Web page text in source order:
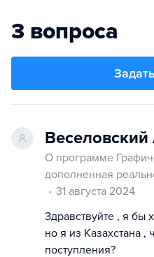
3 вопроса
Веселовский
О программе
дополненная
31 августа 2024
Здравствуйте , я бы
но я из Казахстана
поступления?